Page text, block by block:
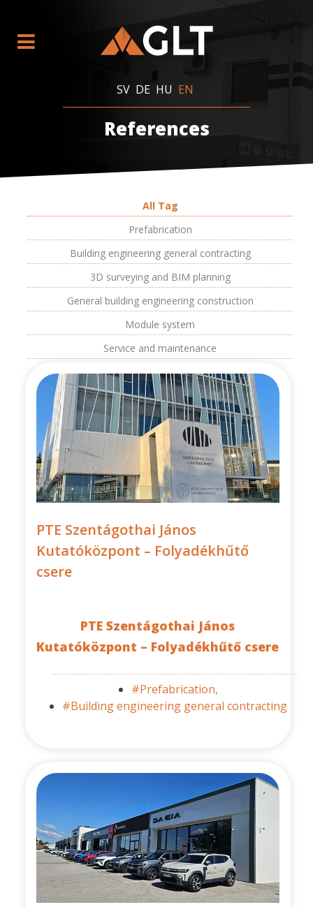
SV DE HU EN
References
All Tag
Prefabrication
Building engineering general contracting
3D surveying and BIM planning
General building engineering construction
Module system
Service and maintenance
PTE Szentágothai János
Kutatóközpont – Folyadékhűtő
csere
PTE Szentágothai János
Kutatóközpont – Folyadékhűtő csere
#Prefabrication,
#Building engineering general contracting